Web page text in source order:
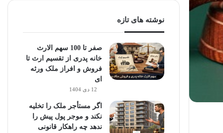
نوشته های تازه
صفر تا 100 سهم الارث
خانه پدری از تقسیم ارث تا
فروش و افراز ملک ورثه
ای
12 دی 1404
اگر مستأجر ملک را تخلیه
نکند و موجر پول پیش را
ندهد چه راهکار قانونی